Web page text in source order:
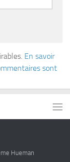
En savoir
sont
Hueman